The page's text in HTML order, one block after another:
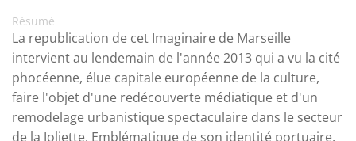
Résumé
La republication de cet Imaginaire de Marseille
intervient au lendemain de l'année 2013 qui a vu la cité
phocéenne, élue capitale européenne de la culture,
faire l'objet d'une redécouverte médiatique et d'un
remodelage urbanistique spectaculaire dans le secteur
de la Joliette. Emblématique de son identité portuaire,